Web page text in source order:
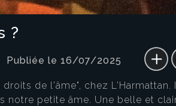
?
Publiée le 16/07/2025
de l'âme", chez L'Harmattan.
notre petite âme. Une belle et